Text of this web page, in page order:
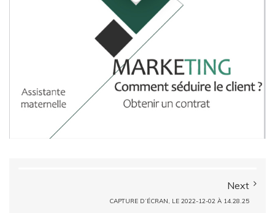
Next
CAPTURE D’ÉCRAN, LE 2022-12-02 À 14.28.25